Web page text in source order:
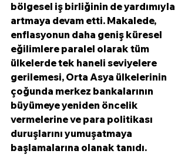
bölgesel iş birliğinin de yardımıyla
artmaya devam etti. Makalede,
enflasyonun daha geniş küresel
eğilimlere paralel olarak tüm
ülkelerde tek haneli seviyelere
gerilemesi, Orta Asya ülkelerinin
çoğunda merkez bankalarının
büyümeye yeniden öncelik
vermelerine ve para politikası
duruşlarını yumuşatmaya
başlamalarına olanak tanıdı.